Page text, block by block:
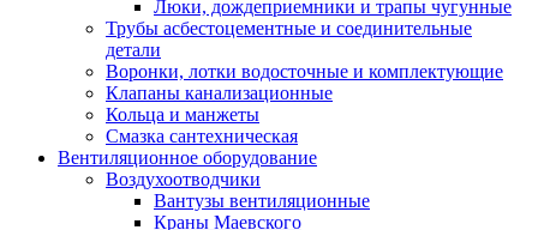
Люки, дождеприемники и трапы чугунные
Трубы асбестоцементные и соединительные
детали
Воронки, лотки водосточные и комплектующие
Клапаны канализационные
Кольца и манжеты
Смазка сантехническая
Вентиляционное оборудование
Воздухоотводчики
Вантузы вентиляционные
Краны Маевского